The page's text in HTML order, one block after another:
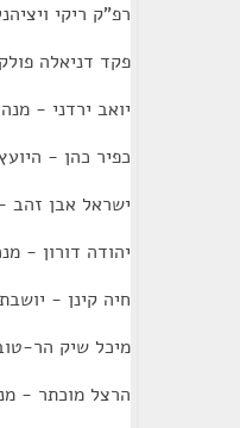
רפ"ק ריקי
פקד דניאלה
יואב ירדני -
כפיר כהן -
ישראל אבן זהב
יהודה דורון -
חיה קינן -
מיכל שיק הר-
הרצל מוכתר -